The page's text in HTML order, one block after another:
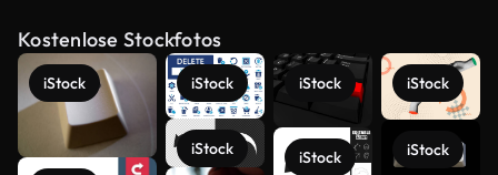
Kostenlose Stockfotos
iStock iStock
iStock
iStock
iStock
iStock
iStock